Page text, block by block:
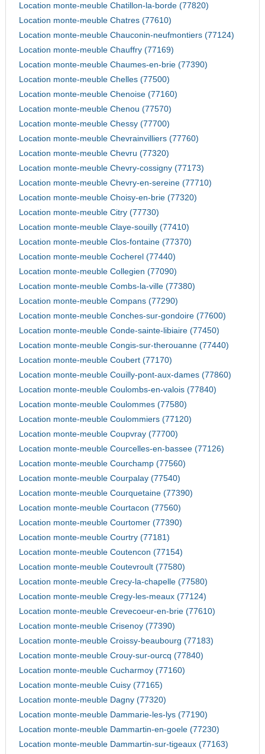
Location monte-meuble Chatillon-la-borde (77820)
Location monte-meuble Chatres (77610)
Location monte-meuble Chauconin-neufmontiers (77124)
Location monte-meuble Chauffry (77169)
Location monte-meuble Chaumes-en-brie (77390)
Location monte-meuble Chelles (77500)
Location monte-meuble Chenoise (77160)
Location monte-meuble Chenou (77570)
Location monte-meuble Chessy (77700)
Location monte-meuble Chevrainvilliers (77760)
Location monte-meuble Chevru (77320)
Location monte-meuble Chevry-cossigny (77173)
Location monte-meuble Chevry-en-sereine (77710)
Location monte-meuble Choisy-en-brie (77320)
Location monte-meuble Citry (77730)
Location monte-meuble Claye-souilly (77410)
Location monte-meuble Clos-fontaine (77370)
Location monte-meuble Cocherel (77440)
Location monte-meuble Collegien (77090)
Location monte-meuble Combs-la-ville (77380)
Location monte-meuble Compans (77290)
Location monte-meuble Conches-sur-gondoire (77600)
Location monte-meuble Conde-sainte-libiaire (77450)
Location monte-meuble Congis-sur-therouanne (77440)
Location monte-meuble Coubert (77170)
Location monte-meuble Couilly-pont-aux-dames (77860)
Location monte-meuble Coulombs-en-valois (77840)
Location monte-meuble Coulommes (77580)
Location monte-meuble Coulommiers (77120)
Location monte-meuble Coupvray (77700)
Location monte-meuble Courcelles-en-bassee (77126)
Location monte-meuble Courchamp (77560)
Location monte-meuble Courpalay (77540)
Location monte-meuble Courquetaine (77390)
Location monte-meuble Courtacon (77560)
Location monte-meuble Courtomer (77390)
Location monte-meuble Courtry (77181)
Location monte-meuble Coutencon (77154)
Location monte-meuble Coutevroult (77580)
Location monte-meuble Crecy-la-chapelle (77580)
Location monte-meuble Cregy-les-meaux (77124)
Location monte-meuble Crevecoeur-en-brie (77610)
Location monte-meuble Crisenoy (77390)
Location monte-meuble Croissy-beaubourg (77183)
Location monte-meuble Crouy-sur-ourcq (77840)
Location monte-meuble Cucharmoy (77160)
Location monte-meuble Cuisy (77165)
Location monte-meuble Dagny (77320)
Location monte-meuble Dammarie-les-lys (77190)
Location monte-meuble Dammartin-en-goele (77230)
Location monte-meuble Dammartin-sur-tigeaux (77163)